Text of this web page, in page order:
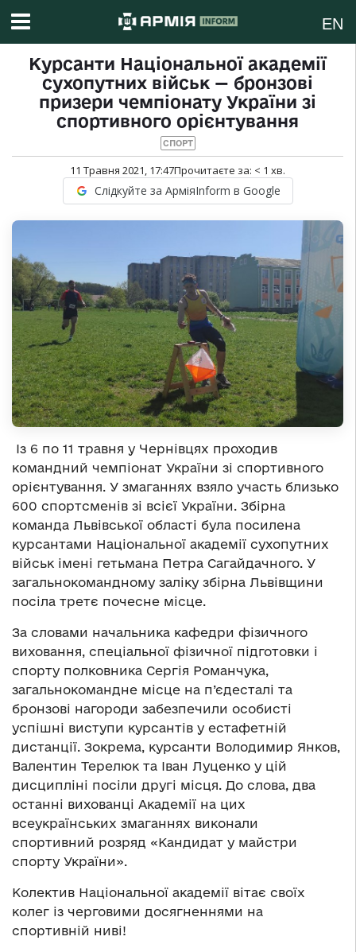
EN
Курсанти Національної академії
сухопутних військ — бронзові
призери чемпіонату України зі
спортивного орієнтування
СПОРТ
11 Травня 2021, 17:47Прочитаєте за: < 1 хв.
Слідкуйте за АрміяInform в Google
Із 6 по 11 травня у Чернівцях проходив
командний чемпіонат України зі спортивного
орієнтування. У змаганнях взяло участь близько
600 спортсменів зі всієї України. Збірна
команда Львівської області була посилена
курсантами Національної академії сухопутних
військ імені гетьмана Петра Сагайдачного. У
загальнокомандному заліку збірна Львівщини
посіла третє почесне місце.
За словами начальника кафедри фізичного
виховання, спеціальної фізичної підготовки і
спорту полковника Сергія Романчука,
загальнокомандне місце на п’єдесталі та
бронзові нагороди забезпечили особисті
успішні виступи курсантів у естафетній
дистанції. Зокрема, курсанти Володимир Янков,
Валентин Терелюк та Іван Луценко у цій
дисципліні посіли другі місця. До слова, два
останні вихованці Академії на цих
всеукраїнських змаганнях виконали
спортивний розряд «Кандидат у майстри
спорту України».
Колектив Національної академії вітає своїх
колег із черговими досягненнями на
спортивній ниві!